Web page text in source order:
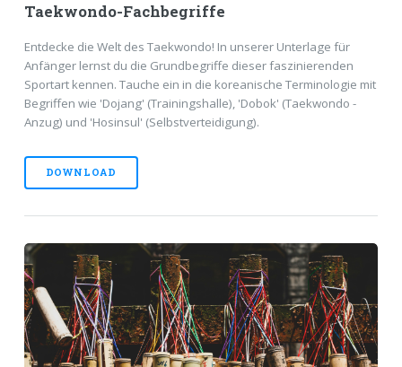
Taekwondo-Fachbegriffe
Entdecke die Welt des Taekwondo! In unserer Unterlage für
Anfänger lernst du die Grundbegriffe dieser faszinierenden
Sportart kennen. Tauche ein in die koreanische Terminologie mit
Begriffen wie 'Dojang' (Trainingshalle), 'Dobok' (Taekwondo -
Anzug) und 'Hosinsul' (Selbstverteidigung).
DOWNLOAD